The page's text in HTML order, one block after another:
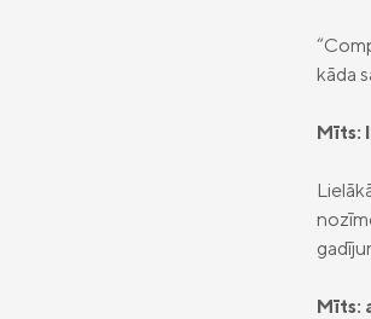
kāda
Mīts:
Mīts: